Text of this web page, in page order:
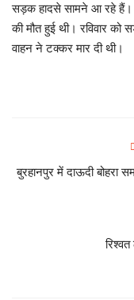
सड़क हादसे सामने आ रहे हैं।
की मौत हुई थी। रविवार
वाहन ने टक्कर मार दी थी।
बुरहानपुर में दाऊदी बोहरा